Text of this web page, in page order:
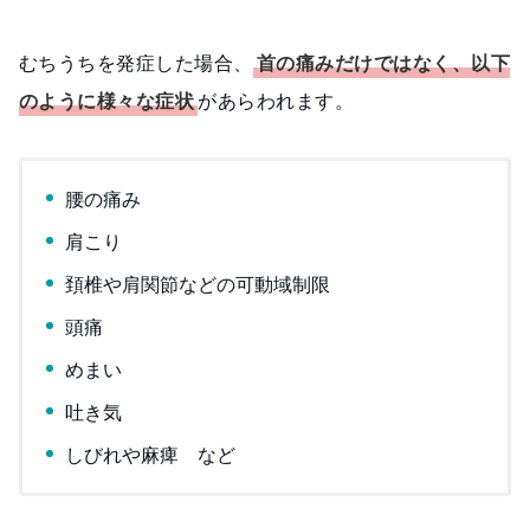
むちうちを発症した場合、
首の痛みだけではなく、以下
のように様々な症状があらわれます。
腰の痛み
肩こり
頚椎や肩関節などの可動域制限
頭痛
めまい
吐き気
しびれや麻痺 など